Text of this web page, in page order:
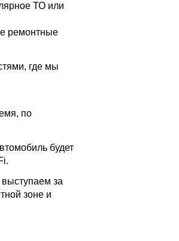
ТО или
ремонтные
где мы
по
будет
за
зоне и